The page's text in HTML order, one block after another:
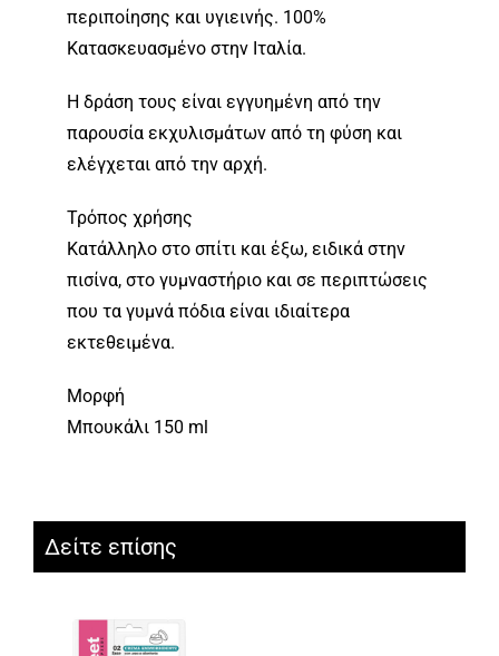
περιποίησης και υγιεινής. 100%
Κατασκευασμένο στην Ιταλία.
Η δράση τους είναι εγγυημένη από την
παρουσία εκχυλισμάτων από τη φύση και
ελέγχεται από την αρχή.
Τρόπος χρήσης
Κατάλληλο στο σπίτι και έξω, ειδικά στην
πισίνα, στο γυμναστήριο και σε περιπτώσεις
που τα γυμνά πόδια είναι ιδιαίτερα
εκτεθειμένα.
Μορφή
Μπουκάλι 150 ml
Δείτε επίσης